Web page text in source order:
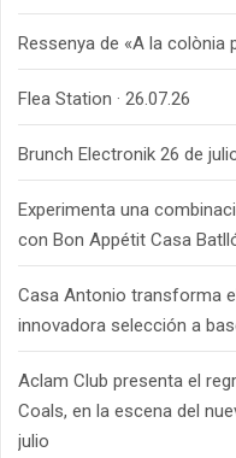
Ressenya de «A la colònia
Flea Station · 26.07.26
Brunch Electronik 26 de
Experimenta una
con Bon Appétit Casa
Casa Antonio transforma
innovadora selección a
Aclam Club presenta el
Coals, en la escena del
julio